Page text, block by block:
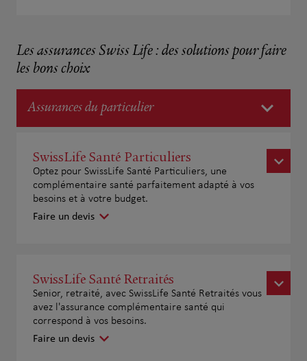
Les assurances Swiss Life : des solutions pour faire
les bons choix
Assurances du particulier
SwissLife Santé Particuliers
Optez pour SwissLife Santé Particuliers, une
complémentaire santé parfaitement adapté à vos
besoins et à votre budget.
Faire un devis
SwissLife Santé Retraités
Senior, retraité, avec SwissLife Santé Retraités vous
avez l'assurance complémentaire santé qui
correspond à vos besoins.
Faire un devis